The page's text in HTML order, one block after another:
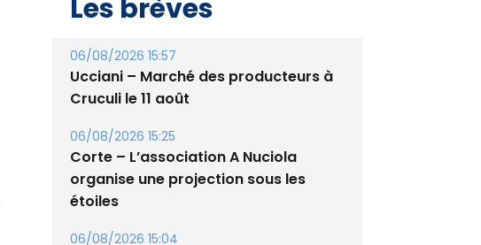
Les brèves
06/08/2026 15:57
Cruculi le 11 août
06/08/2026 15:25
Corte – L’association A Nuciola